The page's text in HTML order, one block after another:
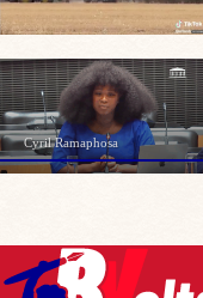
Cyril Ramaphosa